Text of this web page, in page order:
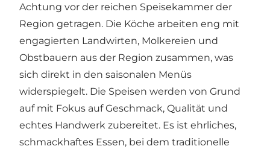
Achtung vor der reichen Speisekammer der
Region getragen. Die Köche arbeiten eng mit
engagierten Landwirten, Molkereien und
Obstbauern aus der Region zusammen, was
sich direkt in den saisonalen Menüs
widerspiegelt. Die Speisen werden von Grund
auf mit Fokus auf Geschmack, Qualität und
echtes Handwerk zubereitet. Es ist ehrliches,
schmackhaftes Essen, bei dem traditionelle